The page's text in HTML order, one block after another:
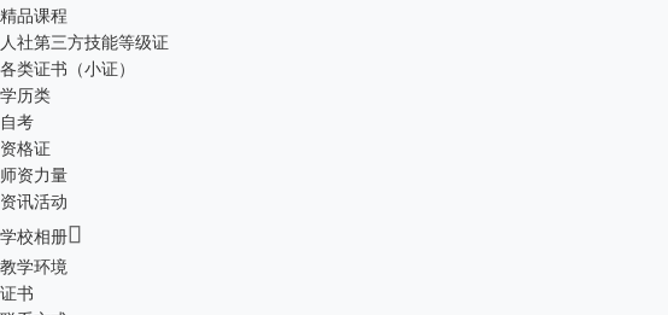
精品课程
人社第三方技能等级证
各类证书（小证）
学历类
自考
资格证
师资力量
资讯活动
学校相册
教学环境
证书